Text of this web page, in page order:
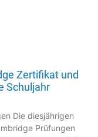
Zertifikat und
Schuljahr
Die diesjährigen
Prüfungen